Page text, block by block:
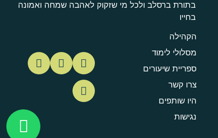
בתורת ברסלב ולכל מי שזקוק לאהבה שמחה ואמונה
בחייו
הקהילה
מסלולי לימוד
ספריית שיעורים
צרו קשר
היו שותפים
נגישות